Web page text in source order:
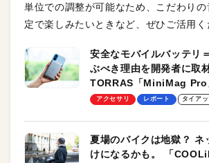
単位での調整が可能なため、こだわりの
定で楽しみたいときなど、ぜひご活用く
安全なモバイルバッテリ
ぶべき理由を開発者に取材
TORRAS「MiniMag Pro
ーも
アクセサリ レポート タイア
夏場のバイクは地獄？ ネ
けになるかも。 「